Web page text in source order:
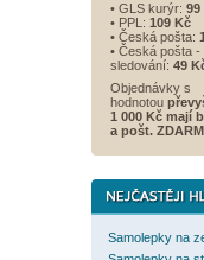
• GLS kurýr: 99
• PPL: 109 Kč
• Česká pošta:
• Česká pošta -
sledování: 49
Objednávky s
hodnotou
1 000 Kč mají
a pošt.
Samolepky na